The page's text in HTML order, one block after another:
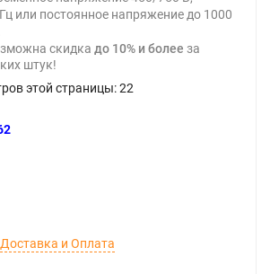
или постоянное напряжение до 1000
скидка до 10% и более за
штук!
этой страницы:22
Доставка и Оплата